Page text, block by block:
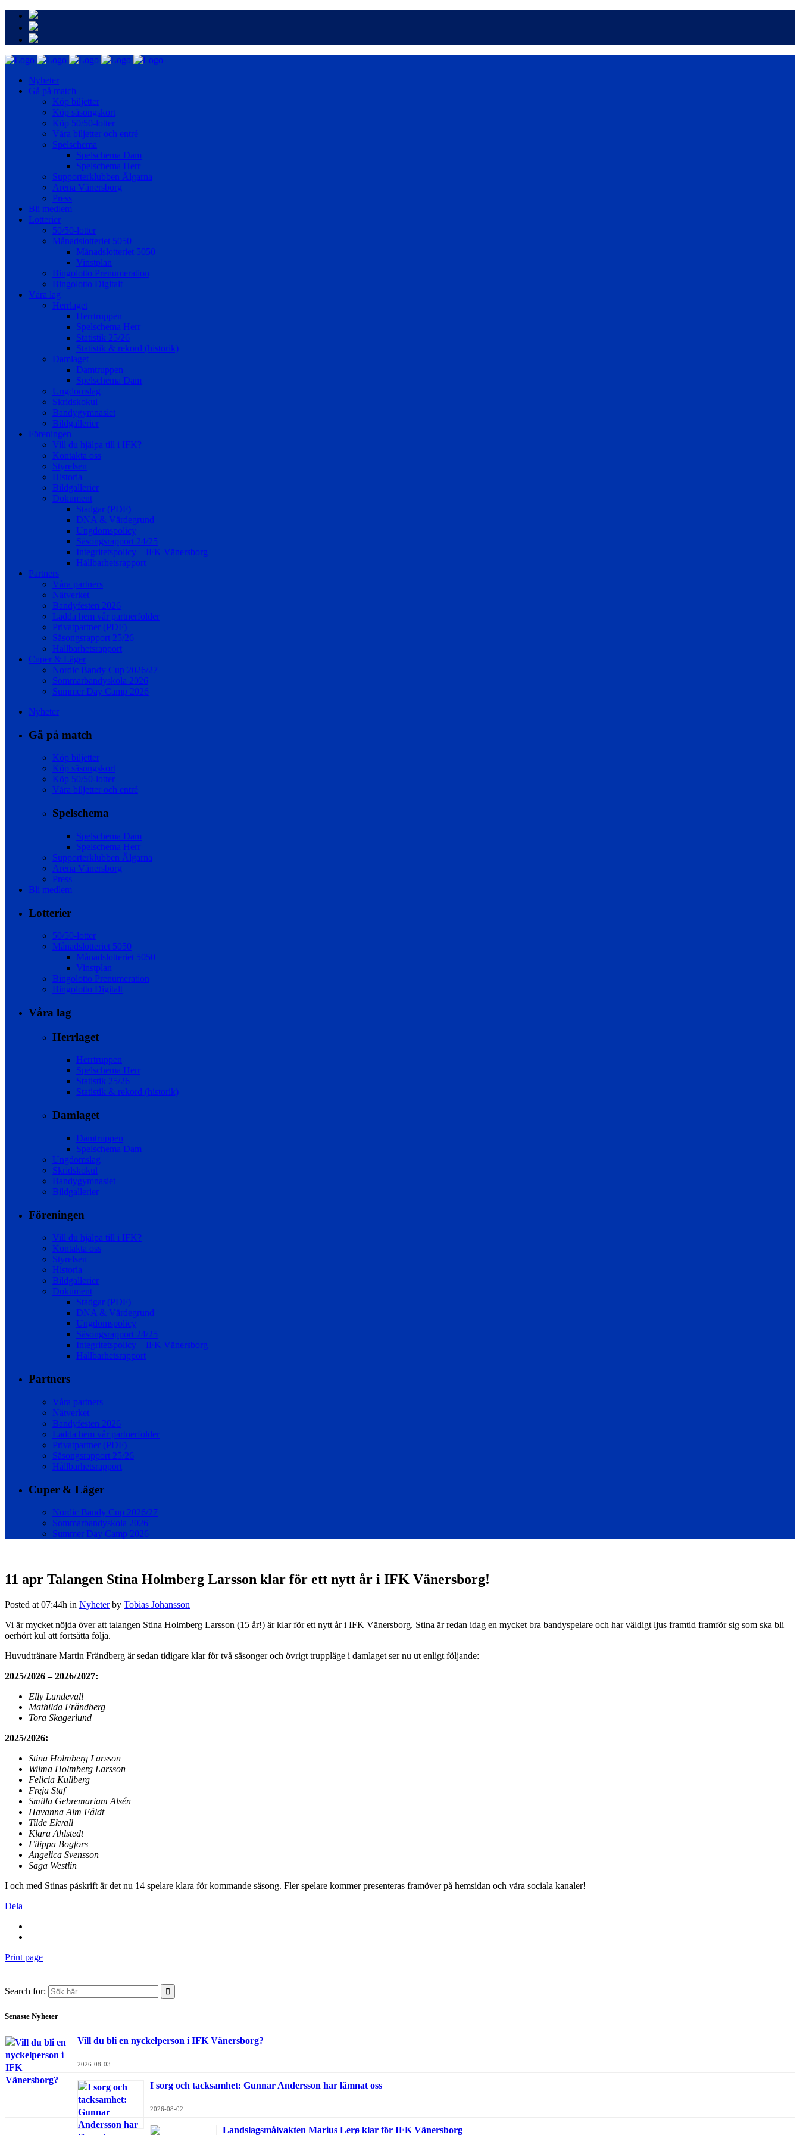
Nyheter
Gå på match
Köp biljetter
Köp säsongskort
Köp 50/50-lotter
Våra biljetter och entré
Spelschema
Spelschema Dam
Spelschema Herr
Supporterklubben Älgarna
Arena Vänersborg
Press
Bli medlem
Lotterier
50/50-lotter
Månadslotteriet 5050
Månadslotteriet 5050
Vinstplan
Bingolotto Prenumeration
Bingolotto Digitalt
Våra lag
Herrlaget
Herrtruppen
Spelschema Herr
Statistik 25/26
Statistik & rekord (historik)
Damlaget
Damtruppen
Spelschema Dam
Ungdomslag
Skridskokul
Bandygymnasiet
Bildgallerier
Föreningen
Vill du hjälpa till i IFK?
Kontakta oss
Styrelsen
Historia
Bildgallerier
Dokument
Stadgar (PDF)
DNA & Värdegrund
Ungdomspolicy
Säsongsrapport 24/25
Integritetspolicy – IFK Vänersborg
Hållbarhetsrapport
Partners
Våra partners
Nätverket
Bandyfesten 2026
Ladda hem vår partnerfolder
Privatpartner (PDF)
Säsongsrapport 25/26
Hållbarhetsrapport
Cuper & Läger
Nordic Bandy Cup 2026/27
Sommarbandyskola 2026
Summer Day Camp 2026
Nyheter
Gå på match
Köp biljetter
Köp säsongskort
Köp 50/50-lotter
Våra biljetter och entré
Spelschema
Spelschema Dam
Spelschema Herr
Supporterklubben Älgarna
Arena Vänersborg
Press
Bli medlem
Lotterier
50/50-lotter
Månadslotteriet 5050
Månadslotteriet 5050
Vinstplan
Bingolotto Prenumeration
Bingolotto Digitalt
Våra lag
Herrlaget
Herrtruppen
Spelschema Herr
Statistik 25/26
Statistik & rekord (historik)
Damlaget
Damtruppen
Spelschema Dam
Ungdomslag
Skridskokul
Bandygymnasiet
Bildgallerier
Föreningen
Vill du hjälpa till i IFK?
Kontakta oss
Styrelsen
Historia
Bildgallerier
Dokument
Stadgar (PDF)
DNA & Värdegrund
Ungdomspolicy
Säsongsrapport 24/25
Integritetspolicy – IFK Vänersborg
Hållbarhetsrapport
Partners
Våra partners
Nätverket
Bandyfesten 2026
Ladda hem vår partnerfolder
Privatpartner (PDF)
Säsongsrapport 25/26
Hållbarhetsrapport
Cuper & Läger
Nordic Bandy Cup 2026/27
Sommarbandyskola 2026
Summer Day Camp 2026
11 apr Talangen Stina Holmberg Larsson klar för ett nytt år i IFK Vänersborg!
Posted at 07:44h in Nyheter by Tobias Johansson
Vi är mycket nöjda över att talangen Stina Holmberg Larsson (15 år!) är klar för ett nytt år i IFK Vänersborg. Stina är redan idag en mycket bra bandyspelare och har väldigt ljus framtid framför sig som ska bli
oerhört kul att fortsätta följa.
Huvudtränare Martin Frändberg är sedan tidigare klar för två säsonger och övrigt truppläge i damlaget ser nu ut enligt följande:
2025/2026 – 2026/2027:
Elly Lundevall
Mathilda Frändberg
Tora Skagerlund
2025/2026:
Stina Holmberg Larsson
Wilma Holmberg Larsson
Felicia Kullberg
Freja Staf
Smilla Gebremariam Alsén
Havanna Alm Fäldt
Tilde Ekvall
Klara Ahlstedt
Filippa Bogfors
Angelica Svensson
Saga Westlin
I och med Stinas påskrift är det nu 14 spelare klara för kommande säsong. Fler spelare kommer presenteras framöver på hemsidan och våra sociala kanaler!
Dela
Print page
Search for:
Senaste Nyheter
Vill du bli en nyckelperson i IFK Vänersborg?
2026-08-03
I sorg och tacksamhet: Gunnar Andersson har lämnat oss
2026-08-02
Landslagsmålvakten Marius Lerø klar för IFK Vänersborg